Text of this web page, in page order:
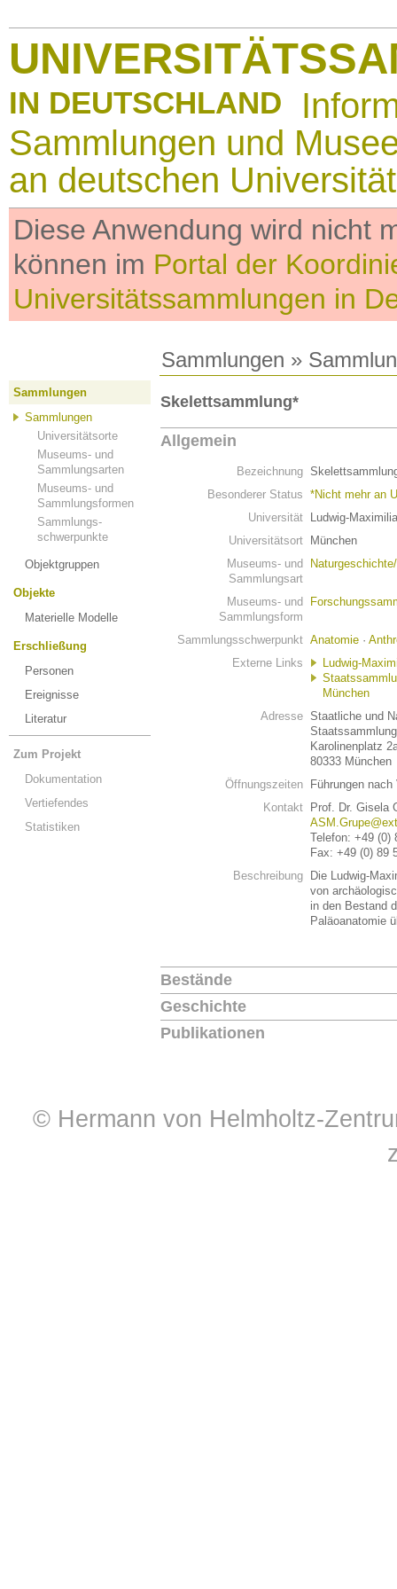
IN DEUTSCHLAND
Sammlungen und
an deutschen
Diese Anwendung wird nicht
können im Portal der
Universitätssammlungen in
Sammlungen »
Sammlungen
Sammlungen
Universitätsorte
Museums- und
Sammlungsarten
Museums- und
Sammlungsformen
Sammlungs-
schwerpunkte
Objektgruppen
Objekte
Materielle Modelle
Erschließung
Personen
Ereignisse
Literatur
Zum Projekt
Dokumentation
Vertiefendes
Statistiken
Skelettsammlung*
Allgemein
Bezeichnung
Besonderer Status *Nicht mehr an
Universität
Ludwig-
Universitätsort
München
Museums- und
Sammlungsart
Museums- und
Sammlungsform
Sammlungsschwerpunkt Anatomie ·
Externe Links
Ludwig-
München
Adresse Staatliche und
Karolinenplatz
80333 München
Öffnungszeiten
Führungen
Kontakt
Prof. Dr. Gisela
Telefon: +49 (0)
Fax: +49 (0) 89
Beschreibung
Die Ludwig-
von
in den Bestand
Paläoanatomie
Bestände
Geschichte
Publikationen
© Hermann von Helmholtz-